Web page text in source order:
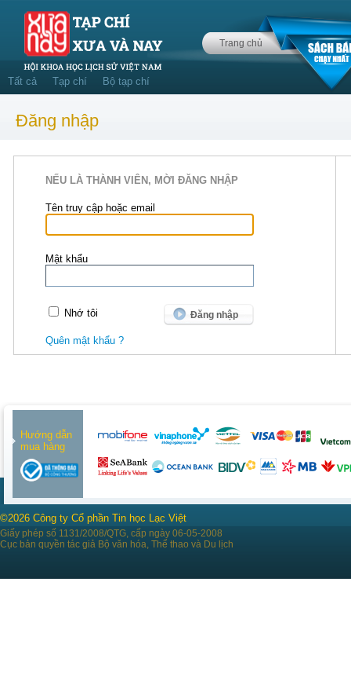
Trang chủ
Tất cả Tạp chí Bộ tạp chí
Đăng nhập
NẾU LÀ THÀNH VIÊN, MỜI ĐĂNG NHẬP
Tên truy cập hoặc email
Mật khẩu
Nhớ tôi
Quên mật khẩu ?
Hướng dẫn
mua hàng
©2026 Công ty Cổ phần Tin học Lạc Việt
Giấy phép số 1131/2008/QTG, cấp ngày 06-05-2008
Cục bản quyền tác giả Bộ văn hóa, Thể thao và Du lịch